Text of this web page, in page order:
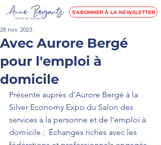
S'ABONNER À LA NEWSLETTER
Avec Aurore Bergé
pour l'emploi à
domicile
28 nov. 2023
Présente auprès d'Aurore Bergé à la
Silver Economy Expo du Salon des
services à la personne et de l'emploi à
domicile :  Échanges riches avec les